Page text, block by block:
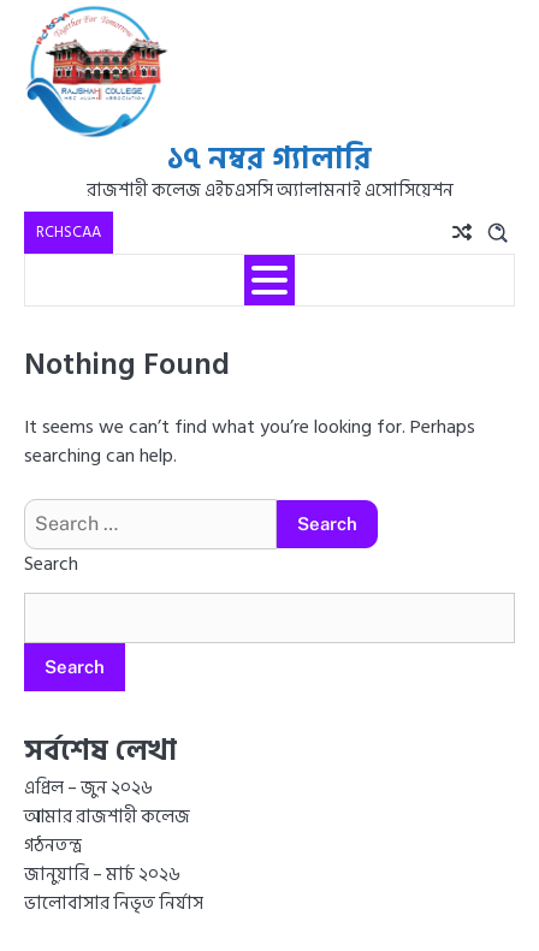
RCHSCAA
১৭ নম্বর গ্যালারি
রাজশাহী কলেজ এইচএসসি অ্যালামনাই এসোসিয়েশন
Nothing Found
It seems we can’t find what you’re looking for. Perhaps
searching can help.
Search
Search
সর্বশেষ লেখা
এপ্রিল – জুন ২০২৬
আমার রাজশাহী কলেজ
গঠনতন্ত্র
জানুয়ারি – মার্চ ২০২৬
ভালোবাসার নিভৃত নির্যাস